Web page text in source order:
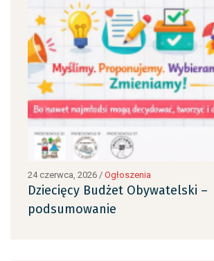
24 czerwca, 2026 / Ogłoszenia
Dziecięcy Budżet Obywatelski –
podsumowanie